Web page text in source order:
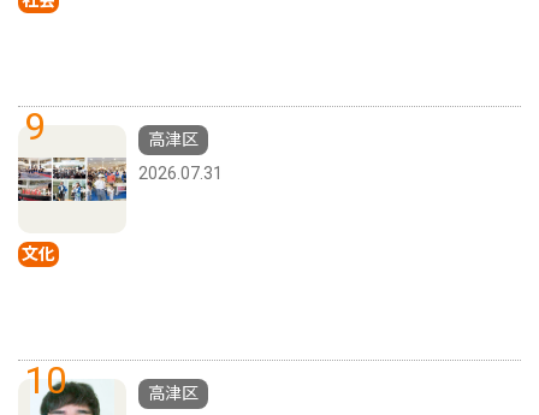
9
文化
高津区
2026.07.31
10
高津区